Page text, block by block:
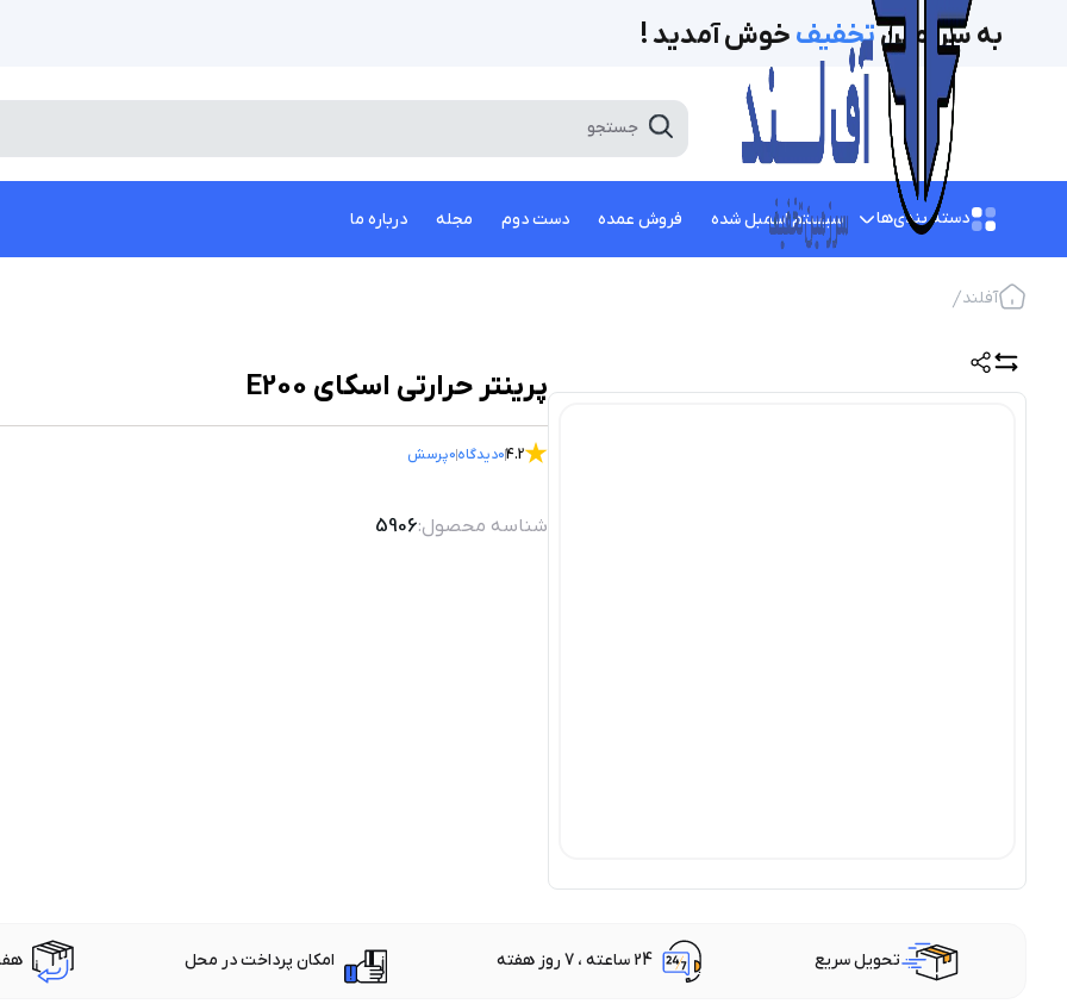
به سرزمینتخفیف‌ خوش آمدید !
دسته بندی‌ها سیستم اسمبل شده فروش عمده دست دوم مجله درباره ما
آفلند
پرینتر حرارتی اسکای E200
4.2
0دیدگاه0پرسش
شناسه محصول:5906
تحویل سریع 24 ساعته ، 7 روز هفته امکان پرداخت در محل